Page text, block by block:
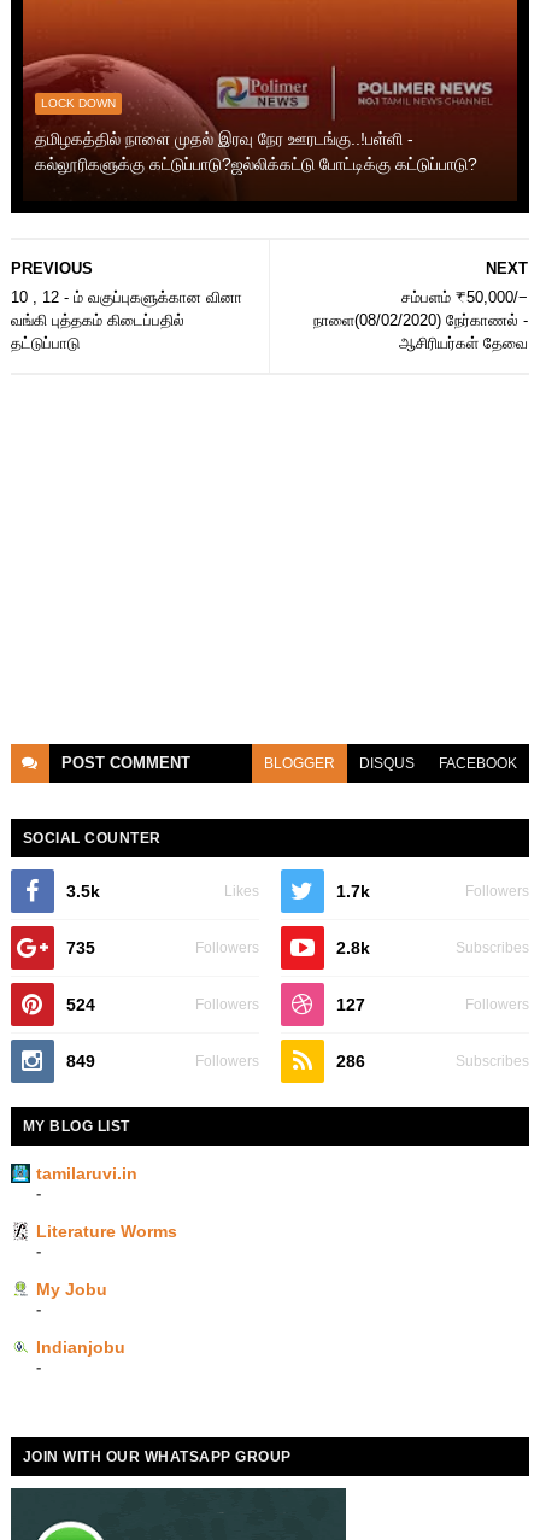
LOCK DOWN
தமிழகத்தில் நாளை முதல் இரவு நேர ஊரடங்கு..!பள்ளி -
கல்லூரிகளுக்கு கட்டுப்பாடு?ஜல்லிக்கட்டு போட்டிக்கு கட்டுப்பாடு?
NEXT
சம்பளம் ₹50,000/−
நாளை(08/02/2020) நேர்காணல் -
ஆசிரியர்கள் தேவை
PREVIOUS
10 , 12 - ம் வகுப்புகளுக்கான வினா
வங்கி புத்தகம் கிடைப்பதில்
தட்டுப்பாடு
POST COMMENT BLOGGER DISQUS FACEBOOK
SOCIAL COUNTER
3.5k Likes 1.7k Followers
735 Followers 2.8k Subscribes
524 Followers 127 Followers
849 Followers 286 Subscribes
MY BLOG LIST
tamilaruvi.in
-
Literature Worms
-
My Jobu
-
Indianjobu
-
JOIN WITH OUR WHATSAPP GROUP